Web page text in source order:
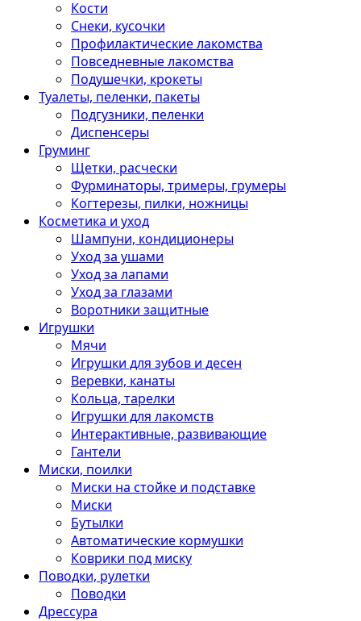
Кости
Снеки, кусочки
Профилактические лакомства
Повседневные лакомства
Подушечки, крокеты
Туалеты, пеленки, пакеты
Подгузники, пеленки
Диспенсеры
Груминг
Щетки, расчески
Фурминаторы, тримеры, грумеры
Когтерезы, пилки, ножницы
Косметика и уход
Шампуни, кондиционеры
Уход за ушами
Уход за лапами
Уход за глазами
Воротники защитные
Игрушки
Мячи
Игрушки для зубов и десен
Веревки, канаты
Кольца, тарелки
Игрушки для лакомств
Интерактивные, развивающие
Гантели
Миски, поилки
Миски на стойке и подставке
Миски
Бутылки
Автоматические кормушки
Коврики под миску
Поводки, рулетки
Поводки
Дрессура